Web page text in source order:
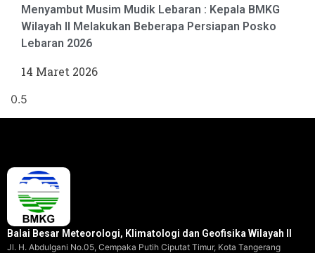
Menyambut Musim Mudik Lebaran : Kepala BMKG
Wilayah II Melakukan Beberapa Persiapan Posko
Lebaran 2026
14 Maret 2026
Balai Besar Meteorologi, Klimatologi dan Geofisika Wilayah II
Jl. H. Abdulgani No.05, Cempaka Putih Ciputat Timur, Kota Tangerang